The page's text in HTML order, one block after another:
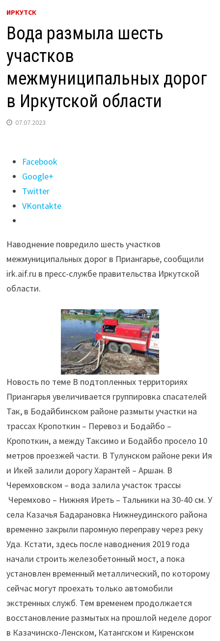
ИРКУТСК
Вода размыла шесть
участков
межмуниципальных дорог
в Иркутской области
07.07.2023
Поделиться
"Вода
размыла
шесть
участков
дорог
в
Иркутской
области"
Facebook
Google+
Twitter
VKontakte
Наводнение повредило шесть участков
межмуниципальных дорог в Приангарье, сообщили
irk.aif.ru в пресс-службе правительства Иркутской
области.
Новость по теме В подтопленных территориях
Приангарья увеличивается группировка спасателей
Так, в Бодайбинском районе размыты участки на
трассах Кропоткин – Перевоз и Бодайбо –
Кропоткин, а между Таксимо и Бодайбо просело 10
метров проезжей части. В Тулунском районе реки Ия
и Икей залили дорогу Харантей – Аршан. В
Черемховском – вода залила участок трассы
Черемхово – Нижняя Иреть – Тальники на 30-40 см. У
села Казачья Бадарановка Нижнеудинского района
временно закрыли паромную переправу через реку
Уда. Кстати, здесь после наводнения 2019 года
начали строить железобетонный мост, а пока
установлен временный металлический, по которому
сейчас могут проехать только автомобили
экстренных служб. Тем временем продолжается
восстановление размытых на прошлой неделе дорог
в Казачинско-Ленском, Катангском и Киренском